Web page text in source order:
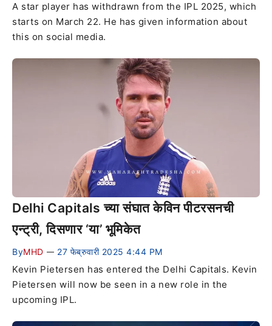
A star player has withdrawn from the IPL 2025, which
starts on March 22. He has given information about
this on social media.
Delhi Capitals च्या संघात केविन पीटरसनची
एन्ट्री, दिसणार ‘या’ भूमिकेत
ByMHD — 27 फेब्रुवारी 2025 4:44 PM
Kevin Pietersen has entered the Delhi Capitals. Kevin
Pietersen will now be seen in a new role in the
upcoming IPL.